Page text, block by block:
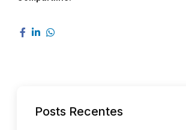
Posts Recentes